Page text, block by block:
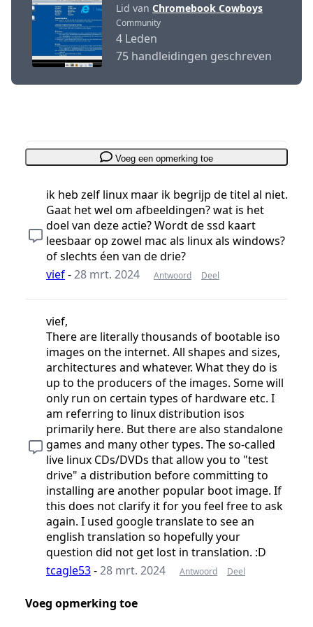
Lid van Chromebook Cowboys
Community
4 Leden
75 handleidingen geschreven
Voeg een opmerking toe
ik heb zelf linux maar ik begrijp de titel al niet.
Gaat het wel om afbeeldingen? wat is het
doel van deze actie? Wordt de ssd kaart
leesbaar op zowel mac als linux als windows?
of slechts éen van de drie?
vief-28 mrt. 2024 Antwoord Deel
vief,
There are literally thousands of bootable iso
images on the internet. All shapes and sizes,
architectures and whatever. What they do is
up to the producers of the images. Some will
only run on certain types of hardware etc. I
am referring to linux distribution isos
primarily here. But there are also standalone
games and many other types. The so-called
live linux CDs/DVDs that allow you to "test
drive" a distribution before committing to
installing are another popular boot image. If
this does not clarify it for you feel free to ask
again. I used google translate to see an
english translation so hopefully your
question did not get lost in translation. :D
tcagle53-28 mrt. 2024 Antwoord Deel
Voeg opmerking toe